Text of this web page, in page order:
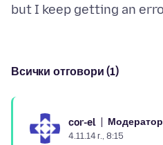
Всички отговори (1)
cor-el Модератор
4.11.14 г., 8:15